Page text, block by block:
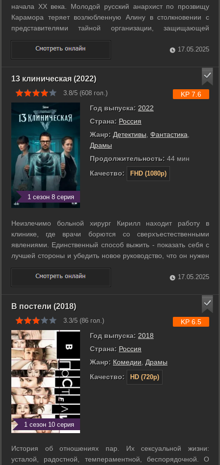
начала ХХ века. Молодой русский анархист по прозвищу
Карамора теряет возлюбленную Алину в столкновении с
представителями тайной организации, защищающей
интересы тех, кто веками управляет миром. Теперь он готов
на всё, чтобы отомстить за потерянную любовь. Раскрыв
главную тайну врага, Карамора ...
17.05.2025
13 клиническая (2022)
3.8/5 (608 гол.)
1 сезон 8 серия
Год выпуска: 2022
Страна: Россия
Жанр: Детективы, Фантастика,
Драмы
Продолжительность: 44 мин
Качество:
FHD (1080p)
KP 7.6
Неизлечимо больной хирург Кирилл находит работу в
клинике, где врачи борются со сверхъестественными
явлениями. Единственный способ выжить - показать себя с
лучшей стороны и убедить новое руководство, что он нужен
больнице. Кирилл погружается в хитросплетения отношений
людей, ведьм и демонов, все больше сомневаясь, что он
способен правильно ...
17.05.2025
В постели (2018)
3.3/5 (86 гол.)
1 сезон 10 серия
Год выпуска: 2018
Страна: Россия
Жанр: Комедии
Драмы
Качество:
HD (720p)
KP 6.5
История об отношениях пар. Их сексуальной жизни:
усталой, радостной, темпераментной, беспорядочной. О